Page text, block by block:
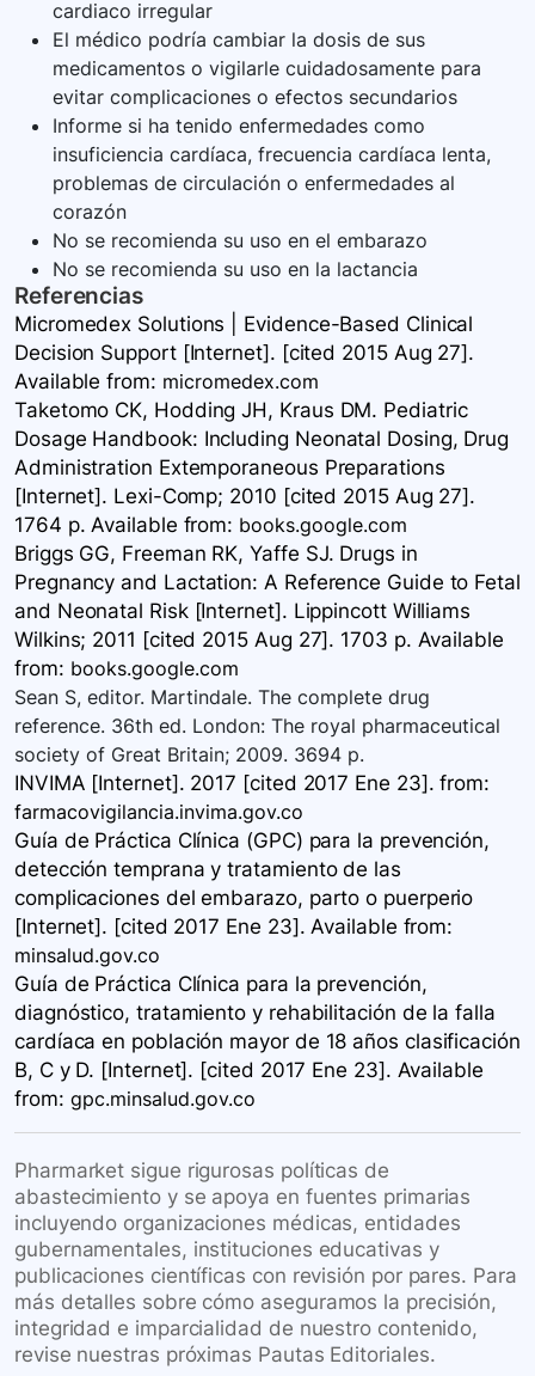
cardiaco irregular
El médico podría cambiar la dosis de sus
medicamentos o vigilarle cuidadosamente para
evitar complicaciones o efectos secundarios
Informe si ha tenido enfermedades como
insuficiencia cardíaca, frecuencia cardíaca lenta,
problemas de circulación o enfermedades al
corazón
No se recomienda su uso en el embarazo
No se recomienda su uso en la lactancia
Referencias
Micromedex Solutions | Evidence-Based Clinical
Decision Support [Internet]. [cited 2015 Aug 27].
Available from: micromedex.com
Taketomo CK, Hodding JH, Kraus DM. Pediatric
Dosage Handbook: Including Neonatal Dosing, Drug
Administration Extemporaneous Preparations
[Internet]. Lexi-Comp; 2010 [cited 2015 Aug 27].
1764 p. Available from: books.google.com
Briggs GG, Freeman RK, Yaffe SJ. Drugs in
Pregnancy and Lactation: A Reference Guide to Fetal
and Neonatal Risk [Internet]. Lippincott Williams
Wilkins; 2011 [cited 2015 Aug 27]. 1703 p. Available
from: books.google.com
Sean S, editor. Martindale. The complete drug
reference. 36th ed. London: The royal pharmaceutical
society of Great Britain; 2009. 3694 p.
INVIMA [Internet]. 2017 [cited 2017 Ene 23]. from:
farmacovigilancia.invima.gov.co
Guía de Práctica Clínica (GPC) para la prevención,
detección temprana y tratamiento de las
complicaciones del embarazo, parto o puerperio
[Internet]. [cited 2017 Ene 23]. Available from:
minsalud.gov.co
Guía de Práctica Clínica para la prevención,
diagnóstico, tratamiento y rehabilitación de la falla
cardíaca en población mayor de 18 años clasificación
B, C y D. [Internet]. [cited 2017 Ene 23]. Available
from: gpc.minsalud.gov.co
Pharmarket sigue rigurosas políticas de
abastecimiento y se apoya en fuentes primarias
incluyendo organizaciones médicas, entidades
gubernamentales, instituciones educativas y
publicaciones científicas con revisión por pares. Para
más detalles sobre cómo aseguramos la precisión,
integridad e imparcialidad de nuestro contenido,
revise nuestras próximas Pautas Editoriales.